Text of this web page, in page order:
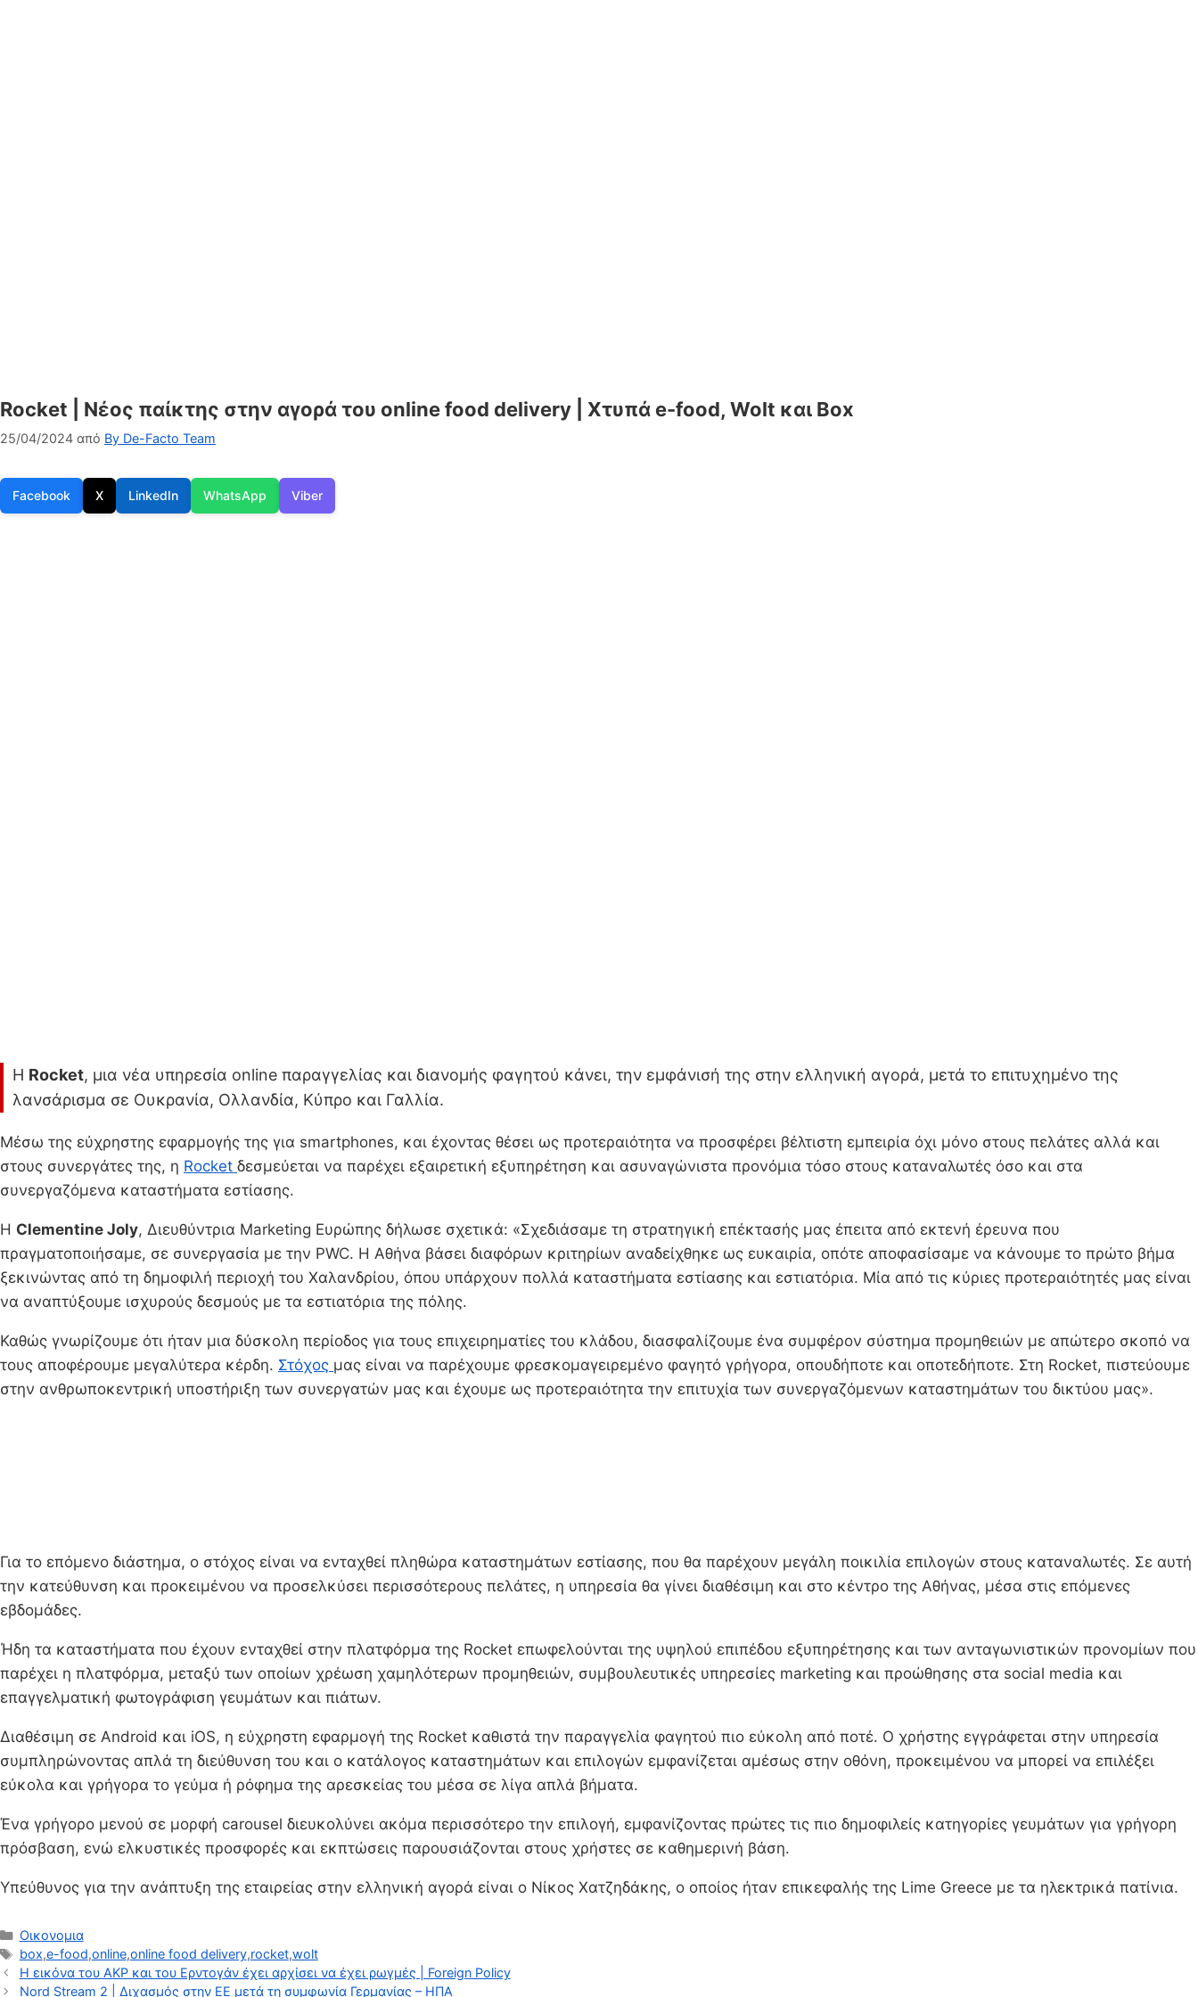
Rocket | Νέος παίκτης στην αγορά του online food delivery | Χτυπά e-food, Wolt και Box
25/04/2024 από By De-Facto Team
Facebook X LinkedIn WhatsApp Viber
Η Rocket, μια νέα υπηρεσία online παραγγελίας και διανομής φαγητού κάνει, την εμφάνισή της στην ελληνική αγορά, μετά το επιτυχημένο της
λανσάρισμα σε Ουκρανία, Ολλανδία, Κύπρο και Γαλλία.
Μέσω της εύχρηστης εφαρμογής της για smartphones, και έχοντας θέσει ως προτεραιότητα να προσφέρει βέλτιστη εμπειρία όχι μόνο στους πελάτες αλλά και
στους συνεργάτες της, η Rocket δεσμεύεται να παρέχει εξαιρετική εξυπηρέτηση και ασυναγώνιστα προνόμια τόσο στους καταναλωτές όσο και στα
συνεργαζόμενα καταστήματα εστίασης.
Η Clementine Joly, Διευθύντρια Marketing Ευρώπης δήλωσε σχετικά: «Σχεδιάσαμε τη στρατηγική επέκτασής μας έπειτα από εκτενή έρευνα που
πραγματοποιήσαμε, σε συνεργασία με την PWC. Η Αθήνα βάσει διαφόρων κριτηρίων αναδείχθηκε ως ευκαιρία, οπότε αποφασίσαμε να κάνουμε το πρώτο βήμα
ξεκινώντας από τη δημοφιλή περιοχή του Χαλανδρίου, όπου υπάρχουν πολλά καταστήματα εστίασης και εστιατόρια. Μία από τις κύριες προτεραιότητές μας είναι
να αναπτύξουμε ισχυρούς δεσμούς με τα εστιατόρια της πόλης.
Καθώς γνωρίζουμε ότι ήταν μια δύσκολη περίοδος για τους επιχειρηματίες του κλάδου, διασφαλίζουμε ένα συμφέρον σύστημα προμηθειών με απώτερο σκοπό να
τους αποφέρουμε μεγαλύτερα κέρδη. Στόχος μας είναι να παρέχουμε φρεσκομαγειρεμένο φαγητό γρήγορα, οπουδήποτε και οποτεδήποτε. Στη Rocket, πιστεύουμε
στην ανθρωποκεντρική υποστήριξη των συνεργατών μας και έχουμε ως προτεραιότητα την επιτυχία των συνεργαζόμενων καταστημάτων του δικτύου μας».
Για το επόμενο διάστημα, ο στόχος είναι να ενταχθεί πληθώρα καταστημάτων εστίασης, που θα παρέχουν μεγάλη ποικιλία επιλογών στους καταναλωτές. Σε αυτή
την κατεύθυνση και προκειμένου να προσελκύσει περισσότερους πελάτες, η υπηρεσία θα γίνει διαθέσιμη και στο κέντρο της Αθήνας, μέσα στις επόμενες
εβδομάδες.
Ήδη τα καταστήματα που έχουν ενταχθεί στην πλατφόρμα της Rocket επωφελούνται της υψηλού επιπέδου εξυπηρέτησης και των ανταγωνιστικών προνομίων που
παρέχει η πλατφόρμα, μεταξύ των οποίων χρέωση χαμηλότερων προμηθειών, συμβουλευτικές υπηρεσίες marketing και προώθησης στα social media και
επαγγελματική φωτογράφιση γευμάτων και πιάτων.
Διαθέσιμη σε Android και iOS, η εύχρηστη εφαρμογή της Rocket καθιστά την παραγγελία φαγητού πιο εύκολη από ποτέ. Ο χρήστης εγγράφεται στην υπηρεσία
συμπληρώνοντας απλά τη διεύθυνση του και ο κατάλογος καταστημάτων και επιλογών εμφανίζεται αμέσως στην οθόνη, προκειμένου να μπορεί να επιλέξει
εύκολα και γρήγορα το γεύμα ή ρόφημα της αρεσκείας του μέσα σε λίγα απλά βήματα.
Ένα γρήγορο μενού σε μορφή carousel διευκολύνει ακόμα περισσότερο την επιλογή, εμφανίζοντας πρώτες τις πιο δημοφιλείς κατηγορίες γευμάτων για γρήγορη
πρόσβαση, ενώ ελκυστικές προσφορές και εκπτώσεις παρουσιάζονται στους χρήστες σε καθημερινή βάση.
Υπεύθυνος για την ανάπτυξη της εταιρείας στην ελληνική αγορά είναι ο Νίκος Χατζηδάκης, ο οποίος ήταν επικεφαλής της Lime Greece με τα ηλεκτρικά πατίνια.
Κατηγορίες
Οικονομια
Ετικέτες
box,e-food,online,online food delivery,rocket,wolt
Η εικόνα του AKP και του Ερντογάν έχει αρχίσει να έχει ρωγμές | Foreign Policy
Nord Stream 2 | Διχασμός στην ΕΕ μετά τη συμφωνία Γερμανίας – ΗΠΑ